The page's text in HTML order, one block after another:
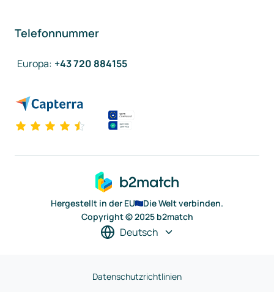
Telefonnummer
Europa: +43 720 884155
Hergestellt in der EU
Die Welt verbinden.
Copyright © 2025 b2match
Deutsch
Datenschutzrichtlinien